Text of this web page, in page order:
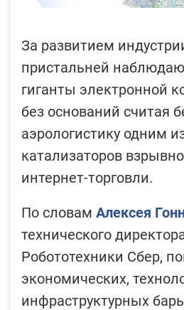
За развитием
пристальней
гиганты электронной
без оснований считая
аэрологистику одним
катализаторов
интернет-торговли.
По словам Алексея
технического
Робототехники Сбер,
экономических,
инфраструктурных